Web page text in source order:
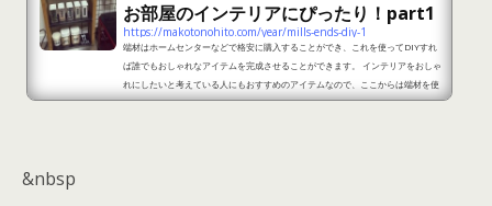
お部屋のインテリアにぴったり！part1
https://makotonohito.com/year/mills-ends-diy-1
端材はホームセンターなどで格安に購入することができ、これを使ってDIYすれ
ば誰でもおしゃれなアイテムを完成させることができます。 インテリアをおしゃ
れにしたいと考えている人にもおすすめのアイテムなので、ここからは端材を使
って楽しめるDIYをご紹介します。 端材をDIYすれば様々な使い道ができてお部
&nbsp